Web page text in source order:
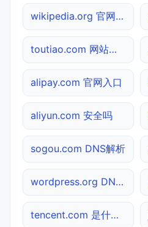
wikipedia.org 官网入口
toutiao.com 网站状态
alipay.com 官网入口
aliyun.com 安全吗
sogou.com DNS解析
wordpress.org DNS解析
tencent.com 是什么网站